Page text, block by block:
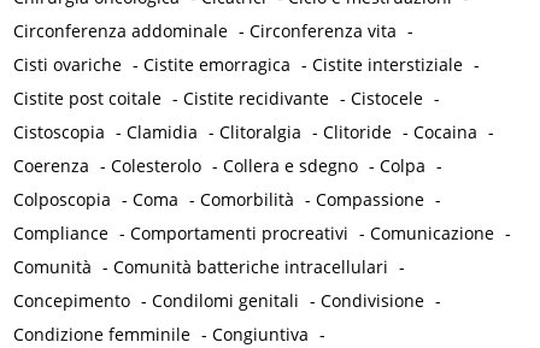
Circonferenza addominale -Circonferenza vita -
Cisti ovariche -Cistite emorragica -Cistite interstiziale -
Cistite post coitale -Cistite recidivante -Cistocele -
Cistoscopia -Clamidia -Clitoralgia -Clitoride -Cocaina -
Coerenza -Colesterolo -Collera e sdegno -Colpa -
Colposcopia -Coma -Comorbilità -Compassione -
Compliance -Comportamenti procreativi -Comunicazione -
Comunità -Comunità batteriche intracellulari -
Concepimento -Condilomi genitali -Condivisione -
Condizione femminile -Congiuntiva -